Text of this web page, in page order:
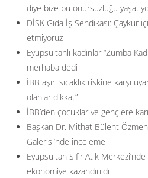
diye bize bu onursuzluğu
DİSK Gıda İş Sendikası: Çaykur
etmiyoruz
Eyüpsultanlı kadınlar “Zumba
merhaba dedi
İBB aşırı sıcaklık riskine karşı
olanlar dikkat”
İBB’den çocuklar ve gençlere
Başkan Dr. Mithat Bülent
Galerisi’nde inceleme
Eyüpsultan Sıfır Atık
ekonomiye kazandırıldı